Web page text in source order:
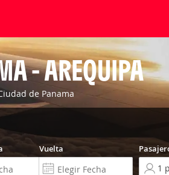
- AREQUIPA
de Panama
Vuelta